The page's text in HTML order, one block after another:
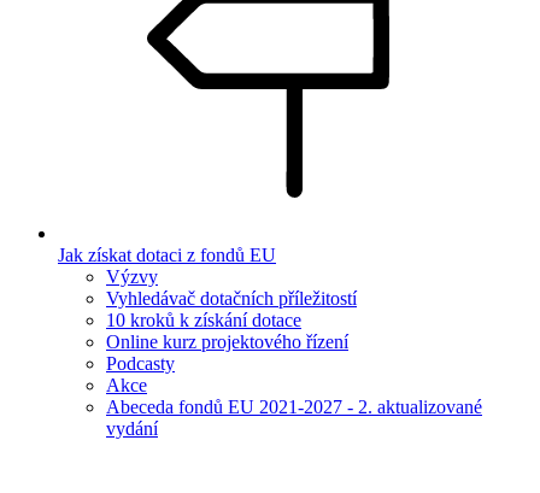
Jak získat dotaci z fondů EU
Výzvy
Vyhledávač dotačních příležitostí
10 kroků k získání dotace
Online kurz projektového řízení
Podcasty
Akce
Abeceda fondů EU 2021-2027 - 2. aktualizované
vydání